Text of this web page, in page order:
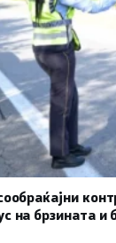
на брзината и